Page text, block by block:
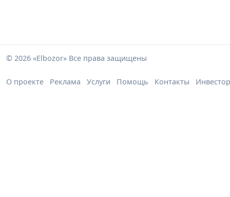
© 2026 «Elbozor» Все права защищены
О проекте Реклама Услуги Помощь Контакты